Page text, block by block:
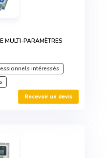
MULTI-PARAMÈTRES
intéressés
Recevoir un devis